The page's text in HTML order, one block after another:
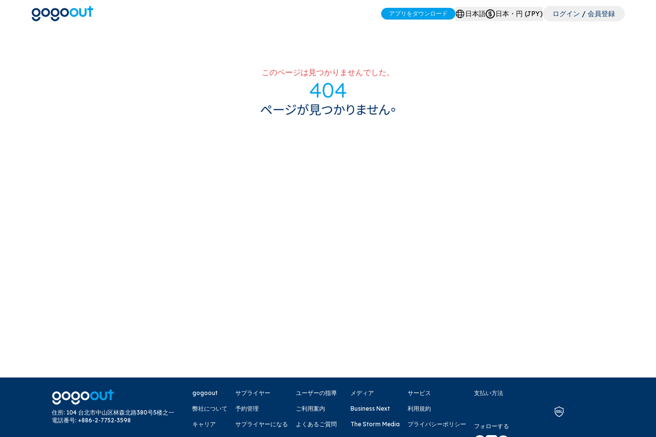
アプリをダウンロード 日本語 日本・円 (JPY) ログイン / 会員登録
このページは見つかりませんでした。
住所: 104 台北市中山区林森北路380号5楼之一
電話番号: +886-2-7752-3598
gogoout
弊社について
キャリア
サプライヤー
予約管理
サプライヤーになる
ユーザーの指導
ご利用案内
よくあるご質問
メディア
Business Next
The Storm Media
サービス
利用規約
プライバシーポリシー
支払い方法
フォローする